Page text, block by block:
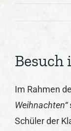
Besuch
Im Rahmen
Weihnachten“
Schüler der